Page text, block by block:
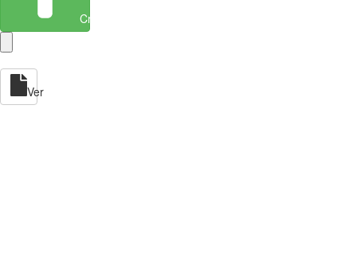
Crear entidad
Ver